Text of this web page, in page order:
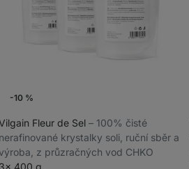
-10 %
Fleur de Sel ⁠–⁠ 100% čisté
nerafinované krystalky soli, ruční sběr a
z průzračných vod CHKO
3× 400 g